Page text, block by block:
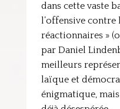
dans cette vaste
l’offensive contre
réactionnaires »
par Daniel
meilleurs
laïque et
énigmatique,